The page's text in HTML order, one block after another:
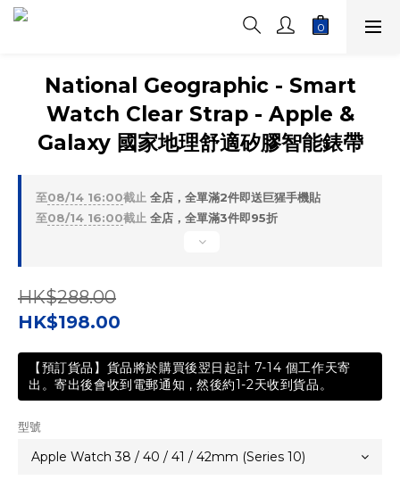
National Geographic - Smart
Watch Clear Strap - Apple &
Galaxy 國家地理舒適矽膠智能錶帶
至08/14 16:00截止 全店，全單滿2件即送巨猩手機貼
至08/14 16:00截止 全店，全單滿3件即95折
HK$288.00
HK$198.00
【預訂貨品】貨品將於購買後翌日起計 7-14 個工作天寄
出。寄出後會收到電郵通知 , 然後約1-2天收到貨品。
型號